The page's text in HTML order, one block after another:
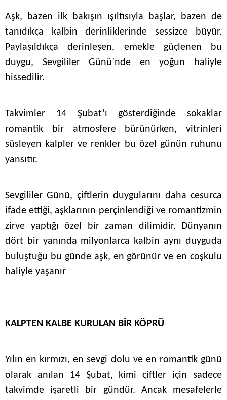
Aşk, bazen ilk bakışın ışıltısıyla başlar, bazen de
tanıdıkça kalbin derinliklerinde sessizce büyür.
Paylaşıldıkça derinleşen, emekle güçlenen bu
duygu, Sevgililer Günü’nde en yoğun haliyle
hissedilir.
Takvimler 14 Şubat’ı gösterdiğinde sokaklar
romantik bir atmosfere bürünürken, vitrinleri
süsleyen kalpler ve renkler bu özel günün ruhunu
yansıtır.
Sevgililer Günü, çiftlerin duygularını daha cesurca
ifade ettiği, aşklarının perçinlendiği ve romantizmin
zirve yaptığı özel bir zaman dilimidir. Dünyanın
dört bir yanında milyonlarca kalbin aynı duyguda
buluştuğu bu günde aşk, en görünür ve en coşkulu
haliyle yaşanır
KALPTEN KALBE KURULAN BİR KÖPRÜ
Yılın en kırmızı, en sevgi dolu ve en romantik günü
olarak anılan 14 Şubat, kimi çiftler için sadece
takvimde işaretli bir gündür. Ancak mesafelerle